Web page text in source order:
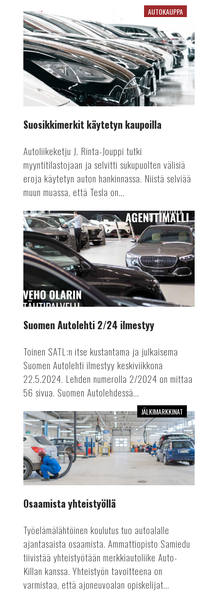
Suosikkimerkit
käytetyn
kaupoilla
AUTOKAUPPA
Suosikkimerkit käytetyn kaupoilla
Autoliikeketju J. Rinta-Jouppi tutki
myyntitilastojaan ja selvitti sukupuolten välisiä
eroja käytetyn auton hankinnassa. Niistä selviää
muun muassa, että Tesla on...
Suomen
Autolehti
2/24
ilmestyy
AUTOALA
Suomen Autolehti 2/24 ilmestyy
Toinen SATL:n itse kustantama ja julkaisema
Suomen Autolehti ilmestyy keskiviikkona
22.5.2024. Lehden numerolla 2/2024 on mittaa
56 sivua. Suomen Autolehdessä...
Osaamista
yhteistyöllä
JÄLKIMARKKINAT
Osaamista yhteistyöllä
Työelämälähtöinen koulutus tuo autoalalle
ajantasaista osaamista. Ammattiopisto Samiedu
tiivistää yhteistyötään merkkiautoliike Auto-
Killan kanssa. Yhteistyön tavoitteena on
varmistaa, että ajoneuvoalan opiskelijat...